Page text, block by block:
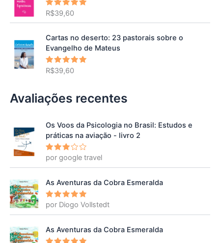
Avaliação
de 5
R$39,60
Cartas no deserto: 23 pastorais sobre o
Evangelho de Mateus
Avaliação
de 5
R$39,60
Avaliações recentes
Os Voos da Psicologia no Brasil: Estudos e
práticas na aviação - livro 2
Avalia
ção3
por google travel
As Aventuras da Cobra Esmeralda
Avaliação
5
por Diogo Vollstedt
As Aventuras da Cobra Esmeralda